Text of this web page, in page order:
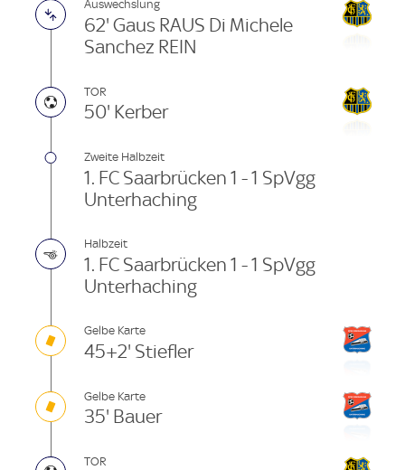
Auswechslung
62' Gaus RAUS Di Michele
Sanchez REIN
TOR
50' Kerber
Zweite Halbzeit
1. FC Saarbrücken 1 - 1 SpVgg
Unterhaching
Halbzeit
1. FC Saarbrücken 1 - 1 SpVgg
Unterhaching
Gelbe Karte
45+2' Stiefler
Gelbe Karte
35' Bauer
TOR